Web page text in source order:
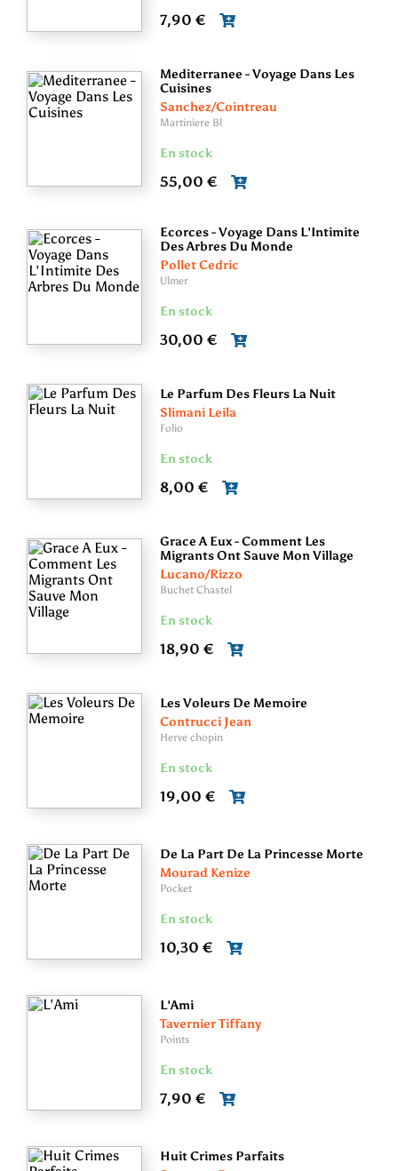
7,90 €
Mediterranee - Voyage Dans Les
Cuisines
Sanchez/Cointreau
Martiniere Bl
En stock
55,00 €
Ecorces - Voyage Dans L'Intimite
Des Arbres Du Monde
Pollet Cedric
Ulmer
En stock
30,00 €
Le Parfum Des Fleurs La Nuit
Slimani Leila
Folio
En stock
8,00 €
Grace A Eux - Comment Les
Migrants Ont Sauve Mon Village
Lucano/Rizzo
Buchet Chastel
En stock
18,90 €
Les Voleurs De Memoire
Contrucci Jean
Herve chopin
En stock
19,00 €
De La Part De La Princesse Morte
Mourad Kenize
Pocket
En stock
10,30 €
L'Ami
Tavernier Tiffany
Points
En stock
7,90 €
Huit Crimes Parfaits